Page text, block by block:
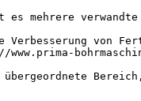
mehrere
von